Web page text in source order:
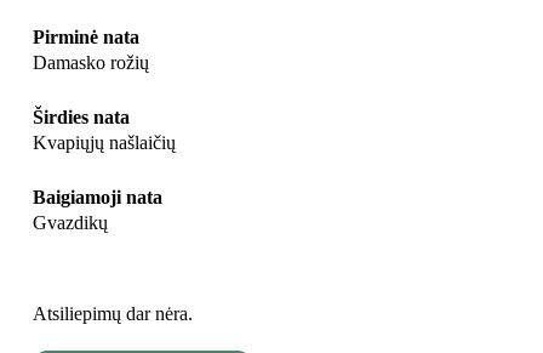
Pirminė nata
Damasko rožių
Širdies nata
Kvapiųjų našlaičių
Baigiamoji nata
Gvazdikų
Atsiliepimų dar nėra.